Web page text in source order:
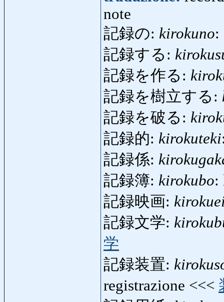
note
記録の: kirokuno:
記録する:
記録を作る:
記録を樹立する:
記録を破る:
記録的: kirokuteki
記録係:
記録簿: kirokubo:
記録映画:
記録文学:
学
記録装置:
registrazione <<<